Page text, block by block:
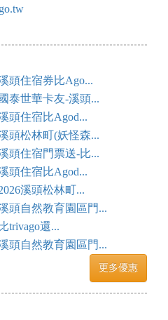
頭住宿券比Ago...
泰世華卡友-溪頭...
頭住宿比Agod...
頭松林町(妖怪森...
頭住宿門票送-比...
頭住宿比Agod...
溪頭松林町...
頭自然教育園區門...
trivago還...
頭自然教育園區門...
更多優惠